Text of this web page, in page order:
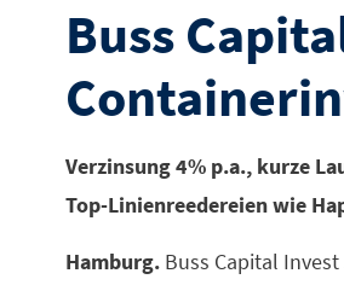
Buss
Verzinsung 4% p.a., kurze
Top-Linienreedereien wie
Hamburg.Buss Capital